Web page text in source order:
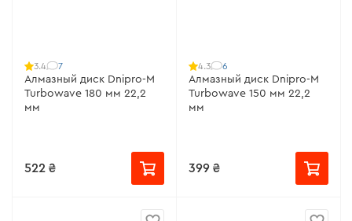
3.4 7
Алмазный диск Dnipro-M
Turbowave 180 мм 22,2
мм
522 ₴
4.3 6
Алмазный диск Dnipro-M
Turbowave 150 мм 22,2
мм
399 ₴